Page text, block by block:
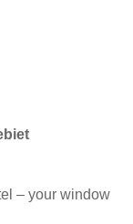
– your window